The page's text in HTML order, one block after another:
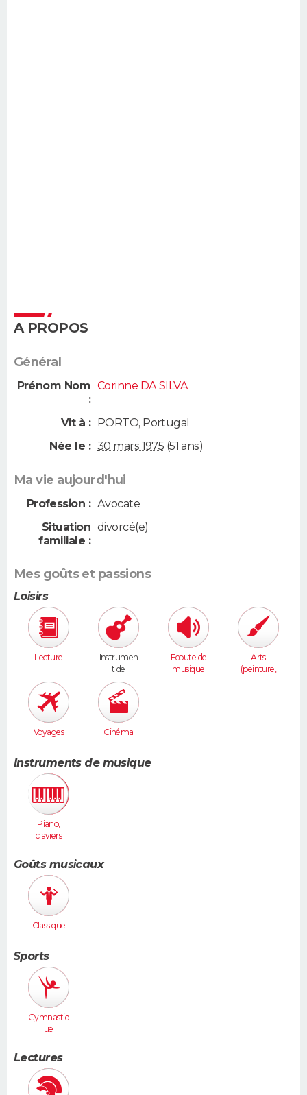
A PROPOS
Général
Prénom Nom
:
Corinne DA SILVA
Vit à : PORTO, Portugal
Née le : 30 mars 1975 (51 ans)
Ma vie aujourd'hui
Profession : Avocate
Situation
familiale :
divorcé(e)
Mes goûts et passions
Loisirs
Lecture
Instrumen
t de
musique
Ecoute de
musique
Arts
(peinture,
Voyages Cinéma
Instruments de musique
Piano,
claviers
Goûts musicaux
Classique
Sports
Gymnastiq
ue
Lectures